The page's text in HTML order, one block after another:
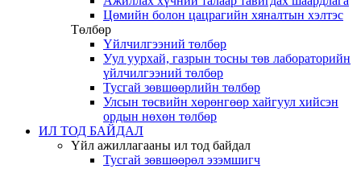
Цөмийн болон цацрагийн хяналтын хэлтэс
Төлбөр
Үйлчилгээний төлбөр
Уул уурхай, газрын тосны төв лабораторийн
үйлчилгээний төлбөр
Тусгай зөвшөөрлийн төлбөр
Улсын төсвийн хөрөнгөөр хайгуул хийсэн
ордын нөхөн төлбөр
ИЛ ТОД БАЙДАЛ
Үйл ажиллагааны ил тод байдал
Тусгай зөвшөөрөл эзэмшигч